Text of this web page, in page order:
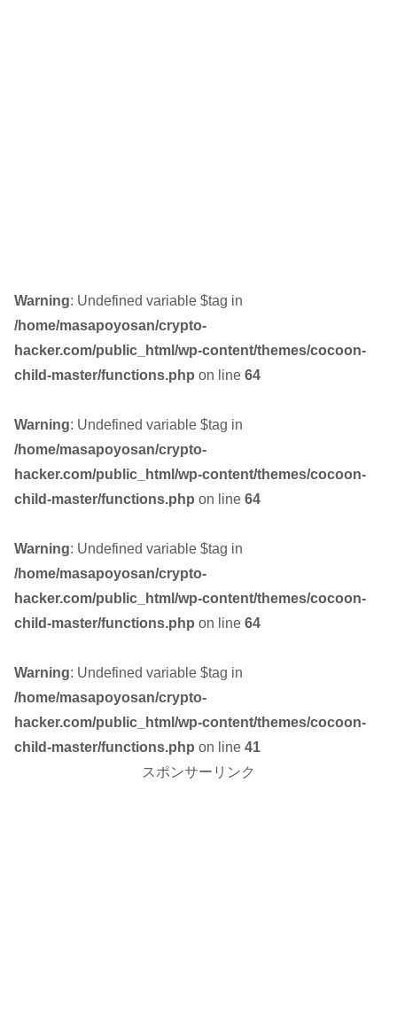
Warning: Undefined variable $tag in
/home/masapoyosan/crypto-
hacker.com/public_html/wp-content/themes/cocoon-
child-master/functions.php on line 64
Warning: Undefined variable $tag in
/home/masapoyosan/crypto-
hacker.com/public_html/wp-content/themes/cocoon-
child-master/functions.php on line 64
Warning: Undefined variable $tag in
/home/masapoyosan/crypto-
hacker.com/public_html/wp-content/themes/cocoon-
child-master/functions.php on line 64
Warning: Undefined variable $tag in
/home/masapoyosan/crypto-
hacker.com/public_html/wp-content/themes/cocoon-
child-master/functions.php on line 41
スポンサーリンク